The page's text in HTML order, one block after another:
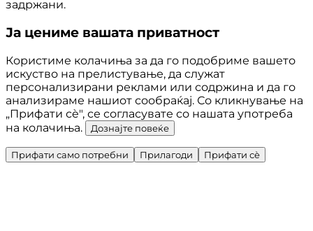
задржани.
Ја цениме вашата приватност
Користиме колачиња за да го подобриме вашето
искуство на прелистување, да служат
персонализирани реклами или содржина и да го
анализираме нашиот сообраќај. Со кликнување на
„Прифати сè", се согласувате со нашата употреба
на колачиња.
Дознајте повеќе
Прифати само потребни Прилагоди Прифати сè